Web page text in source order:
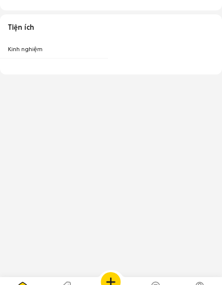
Tiện ích
Kinh nghiệm